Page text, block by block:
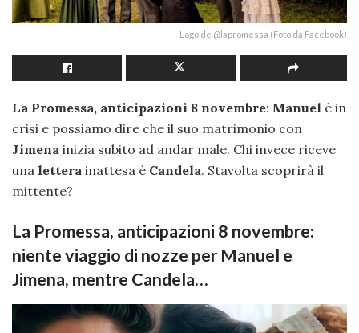
Logo de @lapromessa (Foto da Facebook)
La Promessa, anticipazioni 8 novembre: Manuel è in
crisi e possiamo dire che il suo matrimonio con
Jimena inizia subito ad andar male. Chi invece riceve
una lettera inattesa è Candela. Stavolta scoprirà il
mittente?
La Promessa, anticipazioni 8 novembre:
niente viaggio di nozze per Manuel e
Jimena, mentre Candela…